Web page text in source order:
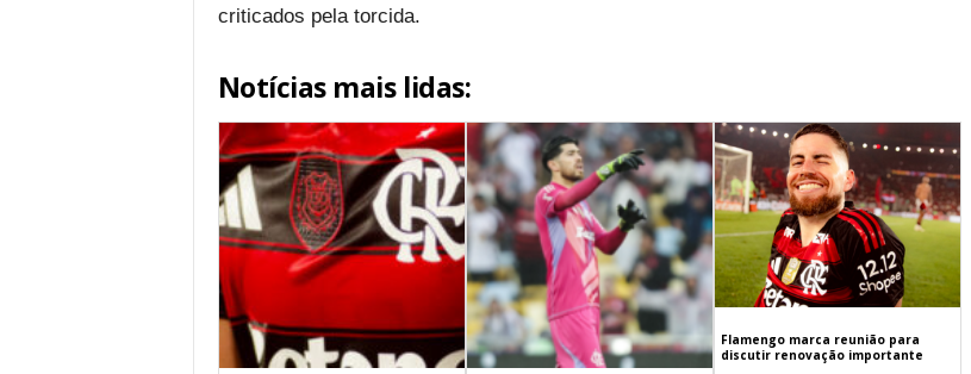
criticados pela torcida.
Notícias mais lidas:
Flamengo marca reunião para
discutir renovação importante